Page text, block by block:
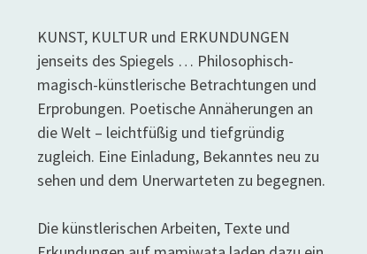
KUNST, KULTUR und ERKUNDUNGEN
jenseits des Spiegels … Philosophisch-
magisch-künstlerische Betrachtungen und
Erprobungen. Poetische Annäherungen an
die Welt – leichtfüßig und tiefgründig
zugleich. Eine Einladung, Bekanntes neu zu
sehen und dem Unerwarteten zu begegnen.
Die künstlerischen Arbeiten, Texte und